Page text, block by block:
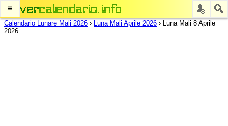
≡
Calendario Lunare Mali 2026 › Luna Mali Aprile 2026 › Luna Mali 8 Aprile
2026